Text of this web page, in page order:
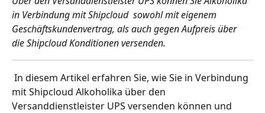
in Verbindung mit Shipcloud  sowohl mit eigenem
Geschäftskundenvertrag, als auch gegen Aufpreis über
die Shipcloud Konditionen versenden.
mit Shipcloud Alkoholika über den
Versanddienstleister UPS versenden können und